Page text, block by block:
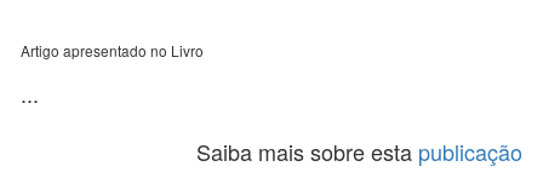
Artigo apresentado no Livro
...
Saiba mais sobre esta publicação